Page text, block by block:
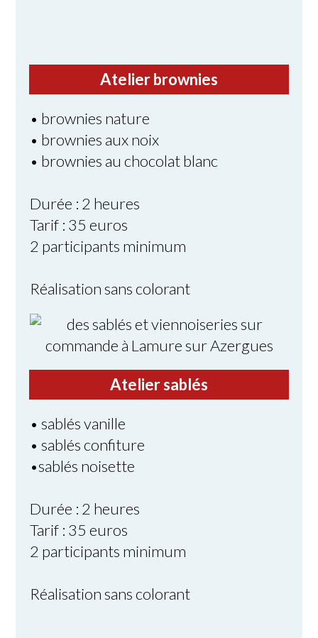
Atelier brownies
• brownies nature
• brownies aux noix
• brownies au chocolat blanc
Durée : 2 heures
Tarif : 35 euros
2 participants minimum
Réalisation sans colorant
Atelier sablés
• sablés vanille
• sablés confiture
•sablés noisette
Durée : 2 heures
Tarif : 35 euros
2 participants minimum
Réalisation sans colorant